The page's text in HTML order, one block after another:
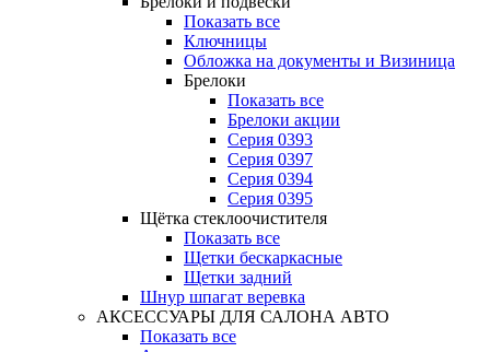
Показать все
Ключницы
Обложка на документы и Визиница
Брелоки
Показать все
Брелоки акции
Серия 0393
Серия 0397
Серия 0394
Серия 0395
Щётка стеклоочистителя
Показать все
Щетки бескаркасные
Щетки задний
Шнур шпагат веревка
АКСЕССУАРЫ ДЛЯ САЛОНА АВТО
Показать все